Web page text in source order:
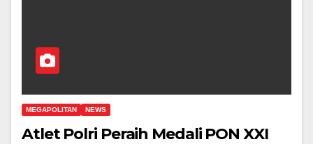
MEGAPOLITAN NEWS
Atlet Polri Peraih Medali PON XXI